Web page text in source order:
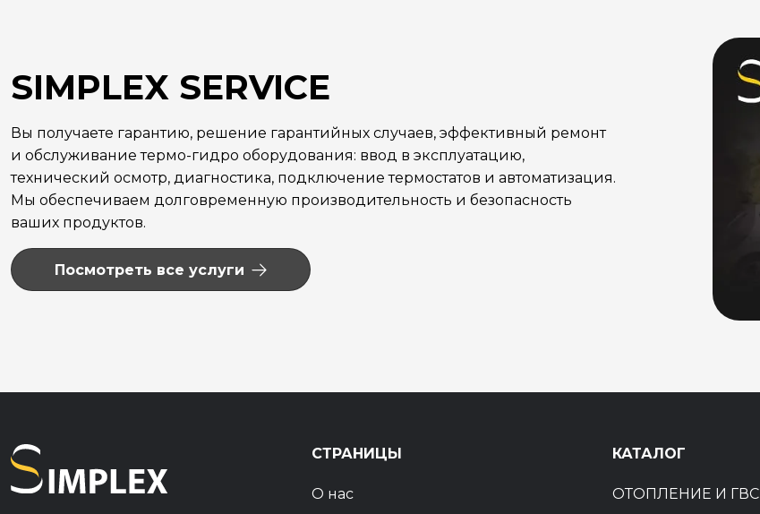
SIMPLEX SERVICE
Вы получаете гарантию, решение гарантийных случаев, эффективный ремонт
и обслуживание термо-гидро оборудования: ввод в эксплуатацию,
технический осмотр, диагностика, подключение термостатов и автоматизация.
Мы обеспечиваем долговременную производительность и безопасность
ваших продуктов.
Посмотреть все услуги
СТРАНИЦЫ
О нас
КАТАЛОГ
ОТОПЛЕНИЕ И ГВС